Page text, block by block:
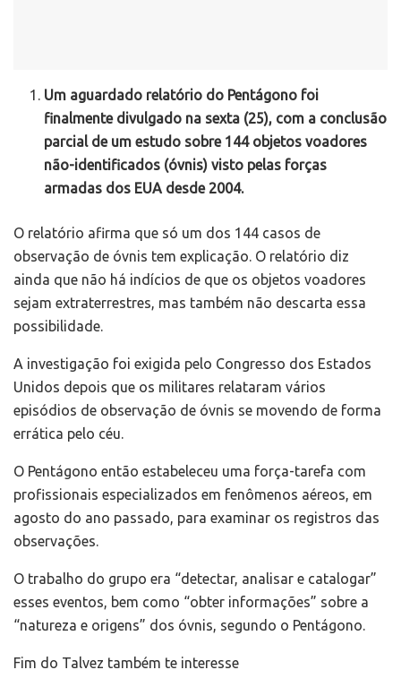
Um aguardado relatório do Pentágono foi
finalmente divulgado na sexta (25), com a conclusão
parcial de um estudo sobre 144 objetos voadores
não-identificados (óvnis) visto pelas forças
armadas dos EUA desde 2004.
O relatório afirma que só um dos 144 casos de
observação de óvnis tem explicação. O relatório diz
ainda que não há indícios de que os objetos voadores
sejam extraterrestres, mas também não descarta essa
possibilidade.
A investigação foi exigida pelo Congresso dos Estados
Unidos depois que os militares relataram vários
episódios de observação de óvnis se movendo de forma
errática pelo céu.
O Pentágono então estabeleceu uma força-tarefa com
profissionais especializados em fenômenos aéreos, em
agosto do ano passado, para examinar os registros das
observações.
O trabalho do grupo era “detectar, analisar e catalogar”
esses eventos, bem como “obter informações” sobre a
“natureza e origens” dos óvnis, segundo o Pentágono.
Fim do Talvez também te interesse